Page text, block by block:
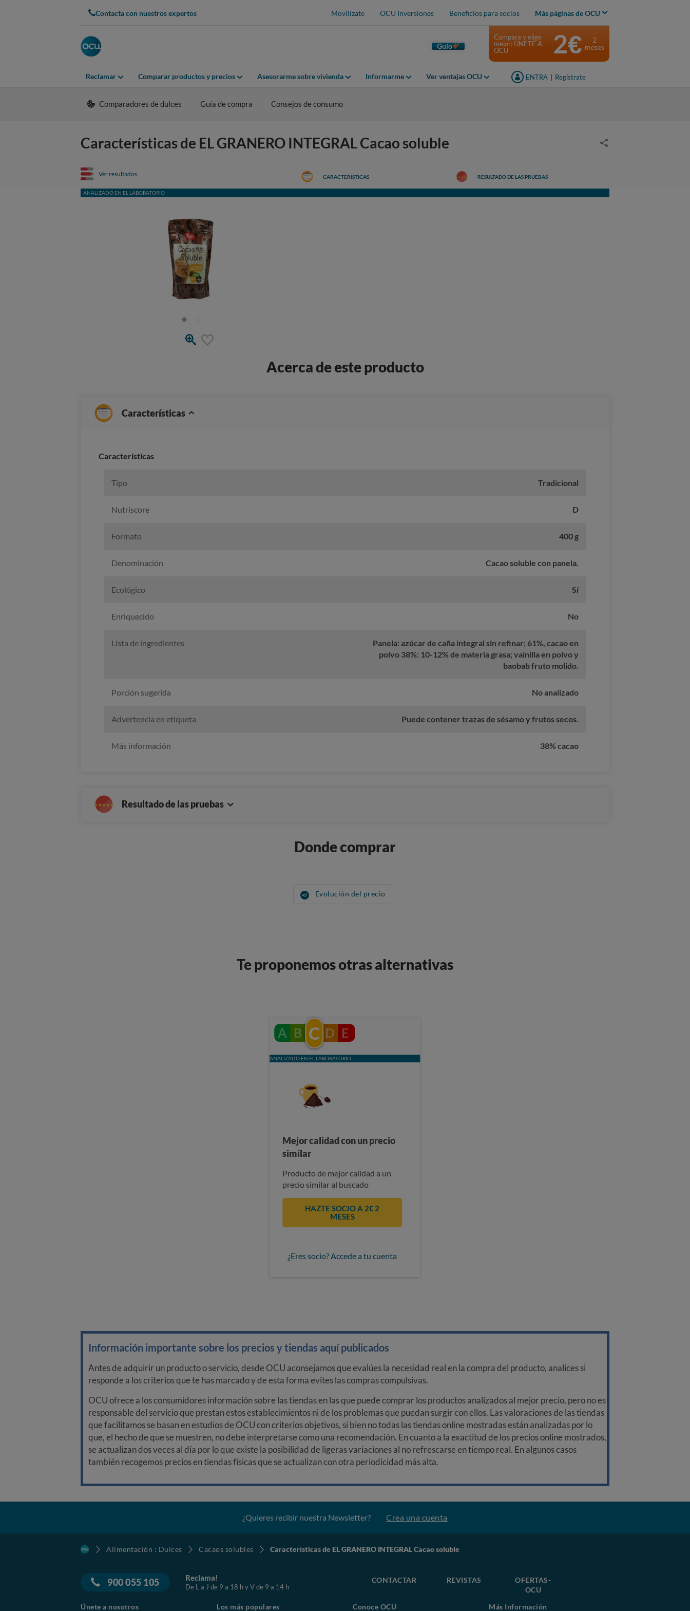
Contacta con nuestros expertos Movilízate OCU Inversiones Beneficios para socios Más páginas de OCU
Guio
Reclamar Comparar productos y precios Asesorarme sobre vivienda Informarme Ver ventajas OCU ENTRA Regístrate
Compara y elige
mejor: ÚNETE A
OCU
2€
2
meses
Comparadores de dulces Guía de compra Consejos de consumo
Características de EL GRANERO INTEGRAL Cacao soluble
Ver resultados
ANALIZADO EN EL LABORATORIO
CARACTERÍSTICAS RESULTADO DE LAS PRUEBAS
Acerca de este producto
Características
Características
Tipo Tradicional
Nutriscore D
Formato 400 g
Denominación Cacao soluble con panela.
Ecológico Sí
Enriquecido No
Lista de ingredientes
Panela: azúcar de caña integral sin refinar; 61%, cacao en
polvo 38%: 10-12% de materia grasa; vainilla en polvo y
baobab fruto molido.
Porción sugerida No analizado
Advertencia en etiqueta Puede contener trazas de sésamo y frutos secos.
Más información 38% cacao
Resultado de las pruebas
Donde comprar
Evolución del precio
Te proponemos otras alternativas
A B C D E
ANALIZADO EN EL LABORATORIO
Mejor calidad con un precio
similar
Producto de mejor calidad a un
precio similar al buscado
HAZTE SOCIO A 2€ 2
MESES
¿Eres socio? Accede a tu cuenta
Información importante sobre los precios y tiendas aquí publicados
Antes de adquirir un producto o servicio, desde OCU aconsejamos que evalúes la necesidad real en la compra del producto, analices si
responde a los criterios que te has marcado y de esta forma evites las compras compulsivas.
OCU ofrece a los consumidores información sobre las tiendas en las que puede comprar los productos analizados al mejor precio, pero no es
responsable del servicio que prestan estos establecimientos ni de los problemas que puedan surgir con ellos. Las valoraciones de las tiendas
que facilitamos se basan en estudios de OCU con criterios objetivos, si bien no todas las tiendas online mostradas están analizadas por lo
que, el hecho de que se muestren, no debe interpretarse como una recomendación. En cuanto a la exactitud de los precios online mostrados,
se actualizan dos veces al día por lo que existe la posibilidad de ligeras variaciones al no refrescarse en tiempo real. En algunos casos
también recogemos precios en tiendas físicas que se actualizan con otra periodicidad más alta.
¿Quieres recibir nuestra Newsletter? Crea una cuenta
Alimentación : Dulces Cacaos solubles Características de EL GRANERO INTEGRAL Cacao soluble
900 055 105 Reclama!
De L a J de 9 a 18 h y V de 9 a 14 h
CONTACTAR REVISTAS
OFERTAS-
OCU
Únete a nosotros Los más populares Conoce OCU Más Información